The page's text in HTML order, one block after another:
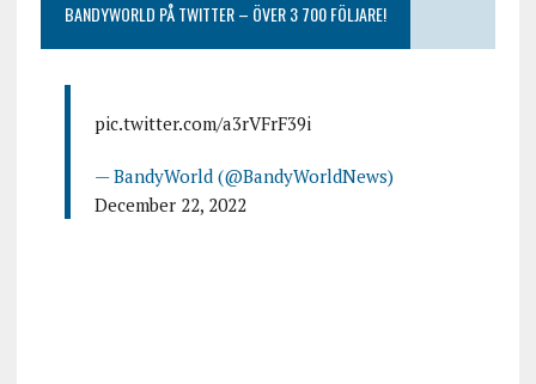
BANDYWORLD PÅ TWITTER – ÖVER 3 700 FÖLJARE!
pic.twitter.com/a3rVFrF39i
— BandyWorld (@BandyWorldNews)
December 22, 2022